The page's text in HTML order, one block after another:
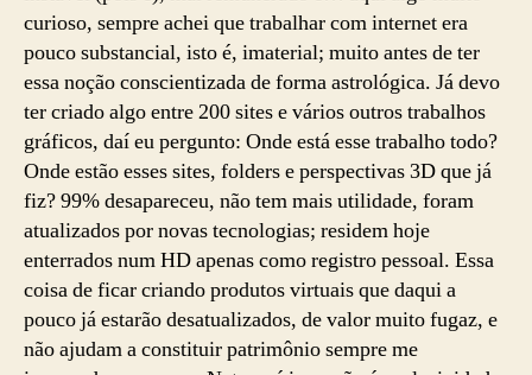
curioso, sempre achei que trabalhar com internet era
pouco substancial, isto é, imaterial; muito antes de ter
essa noção conscientizada de forma astrológica. Já devo
ter criado algo entre 200 sites e vários outros trabalhos
gráficos, daí eu pergunto: Onde está esse trabalho todo?
Onde estão esses sites, folders e perspectivas 3D que já
fiz? 99% desapareceu, não tem mais utilidade, foram
atualizados por novas tecnologias; residem hoje
enterrados num HD apenas como registro pessoal. Essa
coisa de ficar criando produtos virtuais que daqui a
pouco já estarão desatualizados, de valor muito fugaz, e
não ajudam a constituir patrimônio sempre me